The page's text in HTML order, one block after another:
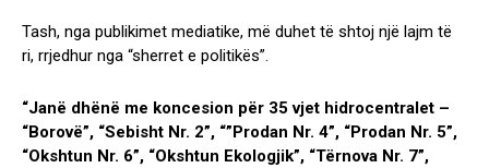
Tash, nga publikimet mediatike, më duhet të shtoj një lajm të
ri, rrjedhur nga “sherret e politikës”.
“Janë dhënë me koncesion për 35 vjet hidrocentralet –
“Borovë”, “Sebisht Nr. 2”, “”Prodan Nr. 4”, “Prodan Nr. 5”,
“Okshtun Nr. 6”, “Okshtun Ekologjik”, “Tërnova Nr. 7”,